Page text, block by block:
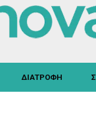
ΔΙΑΤΡΟΦΗ